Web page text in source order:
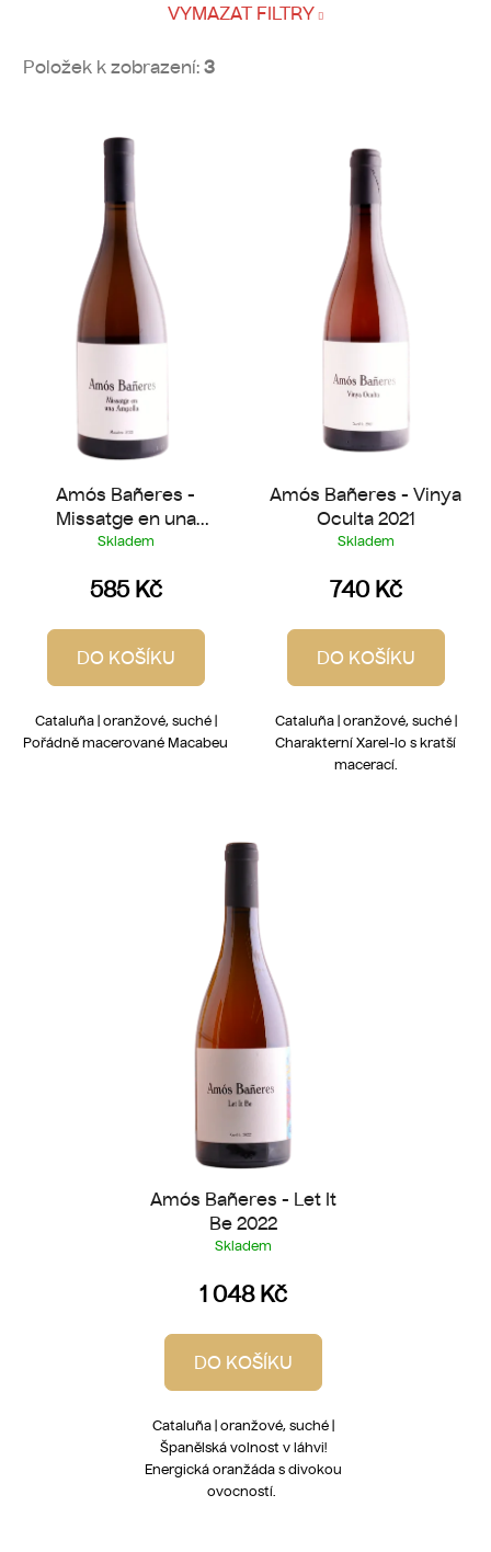
VYMAZAT FILTRY
Položek k zobrazení: 3
Amós Bañeres -
Missatge en una
Ampolla 2022
Skladem
585 Kč
DO KOŠÍKU
Cataluña | oranžové, suché |
Pořádně macerované Macabeu
Amós Bañeres - Vinya
Oculta 2021
Skladem
740 Kč
DO KOŠÍKU
Cataluña | oranžové, suché |
Charakterní Xarel-lo s kratší
macerací.
Amós Bañeres - Let It
Be 2022
Skladem
1 048 Kč
DO KOŠÍKU
Cataluña | oranžové, suché |
Španělská volnost v láhvi!
Energická oranžáda s divokou
ovocností.